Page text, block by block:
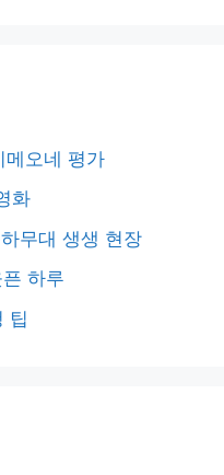
메오네 평가
화
무대 생생 현장
하루
팁